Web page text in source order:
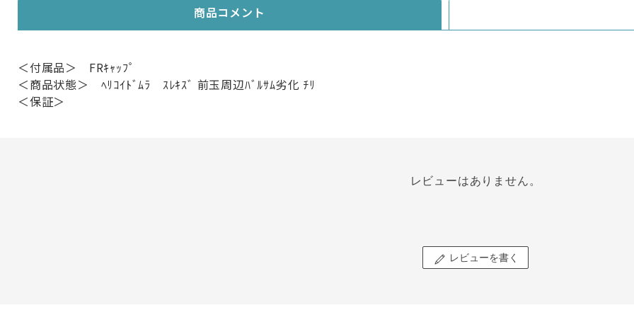
商品コメント
＜付属品＞ FRｷｬｯﾌﾟ
＜商品状態＞ ﾍﾘｺｲﾄﾞﾑﾗ ｽﾚｷｽﾞ 前玉周辺ﾊﾞﾙｻﾑ劣化 ﾁﾘ
＜保証＞
レビューはありません。
レビューを書く